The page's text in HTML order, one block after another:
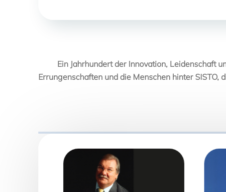
Ein Jahrhundert der Innovation, Leidenschaft
Errungenschaften und die Menschen hinter